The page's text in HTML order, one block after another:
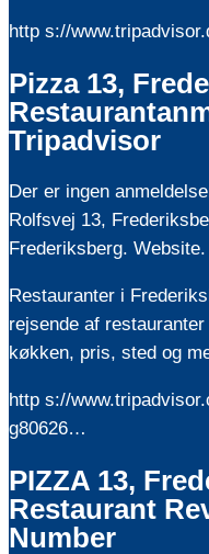
http s://
Pizza 13,
Tripadvisor
Der er ingen
Rolfsvej 13,
Frederiksberg. Website.
Restauranter i
rejsende af
køkken, pris, sted og
http s://
g80626…
PIZZA 13,
Restaurant
Number